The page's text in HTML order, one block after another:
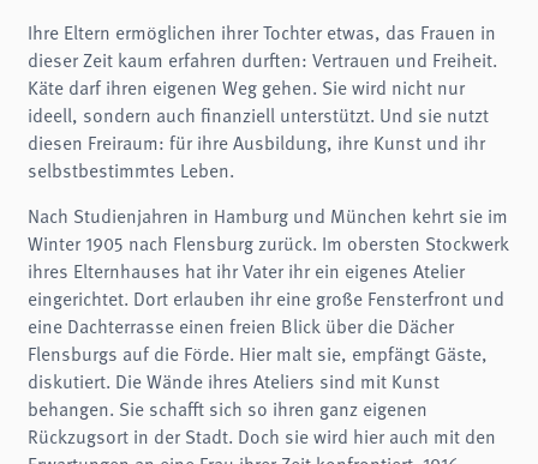
Ihre Eltern ermöglichen ihrer Tochter etwas, das Frauen in
dieser Zeit kaum erfahren durften: Vertrauen und Freiheit.
Käte darf ihren eigenen Weg gehen. Sie wird nicht nur
ideell, sondern auch finanziell unterstützt. Und sie nutzt
diesen Freiraum: für ihre Ausbildung, ihre Kunst und ihr
selbstbestimmtes Leben.
Nach Studienjahren in Hamburg und München kehrt sie im
Winter 1905 nach Flensburg zurück. Im obersten Stockwerk
ihres Elternhauses hat ihr Vater ihr ein eigenes Atelier
eingerichtet. Dort erlauben ihr eine große Fensterfront und
eine Dachterrasse einen freien Blick über die Dächer
Flensburgs auf die Förde. Hier malt sie, empfängt Gäste,
diskutiert. Die Wände ihres Ateliers sind mit Kunst
behangen. Sie schafft sich so ihren ganz eigenen
Rückzugsort in der Stadt. Doch sie wird hier auch mit den